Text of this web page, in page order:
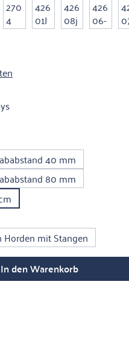
40 mm
80 mm
mit Stangen
Wert
In den Warenkorb